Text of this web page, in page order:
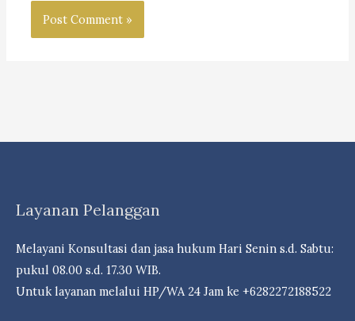
Layanan Pelanggan
Melayani Konsultasi dan jasa hukum Hari Senin s.d. Sabtu:
pukul 08.00 s.d. 17.30 WIB.
Untuk layanan melalui HP/WA 24 Jam ke +6282272188522